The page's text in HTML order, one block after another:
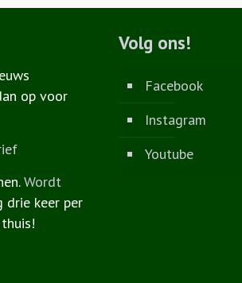
op voor
Wordt
drie keer per
Volg ons!
Facebook
Instagram
Youtube